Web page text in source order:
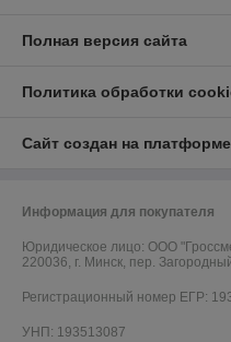
Полная версия сайта
Политика обработки
Сайт создан на
Информация для покупателя
Юридическое лицо: ООО
220036, г. Минск, пер.
Регистрационный номер ЕГР:
УНП: 193513087